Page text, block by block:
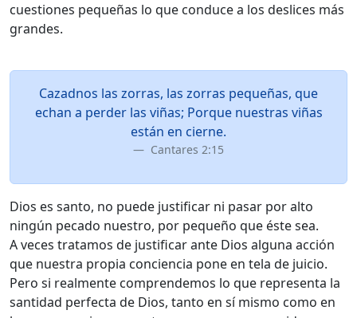
cuestiones pequeñas lo que conduce a los deslices más
grandes.
Cazadnos las zorras, las zorras pequeñas, que
echan a perder las viñas; Porque nuestras viñas
están en cierne.
Cantares 2:15
Dios es santo, no puede justificar ni pasar por alto
ningún pecado nuestro, por pequeño que éste sea.
A veces tratamos de justificar ante Dios alguna acción
que nuestra propia conciencia pone en tela de juicio.
Pero si realmente comprendemos lo que representa la
santidad perfecta de Dios, tanto en sí mismo como en